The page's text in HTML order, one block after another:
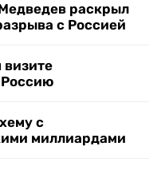
раскрыл
с Россией
визите
с
миллиардами